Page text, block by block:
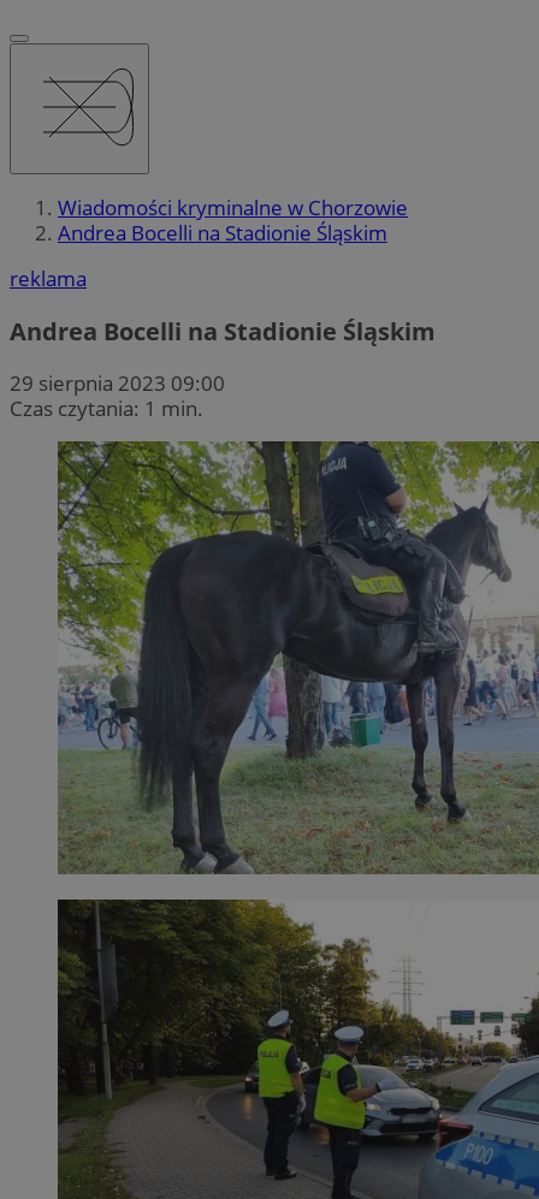
Wiadomości kryminalne w Chorzowie
Andrea Bocelli na Stadionie Śląskim
reklama
Andrea Bocelli na Stadionie Śląskim
29 sierpnia 2023 09:00
Czas czytania: 1 min.